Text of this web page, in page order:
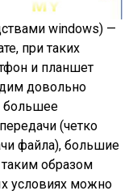
windows) —
при таких
и планшет
довольно
большее
(четко
файла), большие
образом
условиях можно